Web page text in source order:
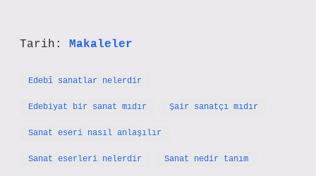
Tarih: Makaleler
Edebî sanatlar nelerdir
Edebiyat bir sanat mıdır Şair sanatçı mıdır
Sanat eseri nasıl anlaşılır
Sanat eserleri nelerdir Sanat nedir tanım